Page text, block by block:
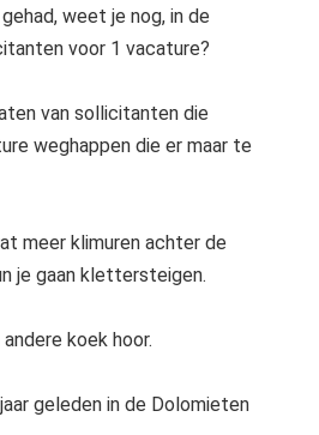
weet je nog, in de
voor 1 vacature?
van sollicitanten die
weghappen die er maar te
meer klimuren achter de
je gaan klettersteigen.
koek hoor.
geleden in de Dolomieten